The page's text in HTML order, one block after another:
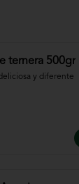
ternera 500gr
y diferente